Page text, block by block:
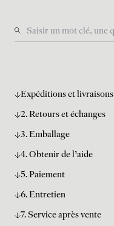
Expéditions et livraisons
2. Retours et échanges
3. Emballage
4. Obtenir de l'aide
5. Paiement
6. Entretien
7. Service après vente